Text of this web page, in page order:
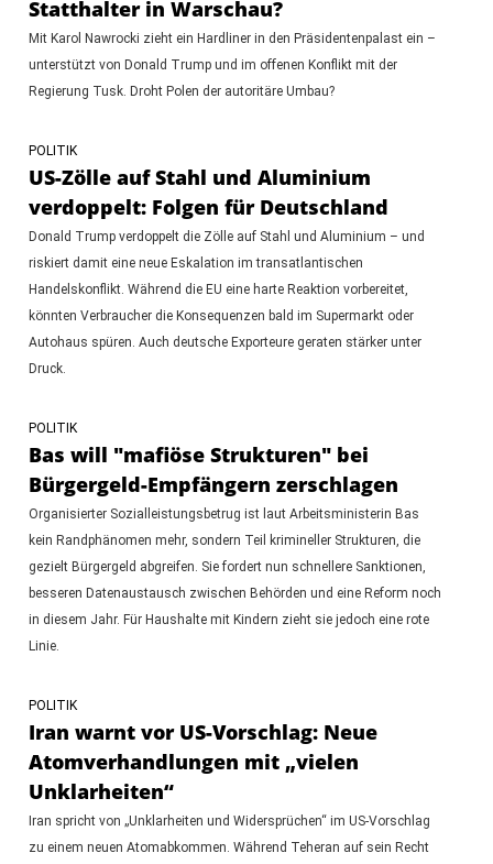
Statthalter in Warschau?
Mit Karol Nawrocki zieht ein Hardliner in den Präsidentenpalast ein –
unterstützt von Donald Trump und im offenen Konflikt mit der
Regierung Tusk. Droht Polen der autoritäre Umbau?
POLITIK
US-Zölle auf Stahl und Aluminium
verdoppelt: Folgen für Deutschland
Donald Trump verdoppelt die Zölle auf Stahl und Aluminium – und
riskiert damit eine neue Eskalation im transatlantischen
Handelskonflikt. Während die EU eine harte Reaktion vorbereitet,
könnten Verbraucher die Konsequenzen bald im Supermarkt oder
Autohaus spüren. Auch deutsche Exporteure geraten stärker unter
Druck.
POLITIK
Bas will "mafiöse Strukturen" bei
Bürgergeld-Empfängern zerschlagen
Organisierter Sozialleistungsbetrug ist laut Arbeitsministerin Bas
kein Randphänomen mehr, sondern Teil krimineller Strukturen, die
gezielt Bürgergeld abgreifen. Sie fordert nun schnellere Sanktionen,
besseren Datenaustausch zwischen Behörden und eine Reform noch
in diesem Jahr. Für Haushalte mit Kindern zieht sie jedoch eine rote
Linie.
POLITIK
Iran warnt vor US-Vorschlag: Neue
Atomverhandlungen mit „vielen
Unklarheiten“
Iran spricht von „Unklarheiten und Widersprüchen“ im US-Vorschlag
zu einem neuen Atomabkommen. Während Teheran auf sein Recht